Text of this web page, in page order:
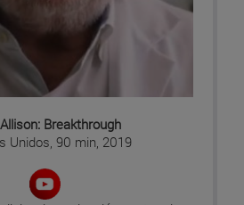
Breakthrough
Unidos, 90 min, 2019